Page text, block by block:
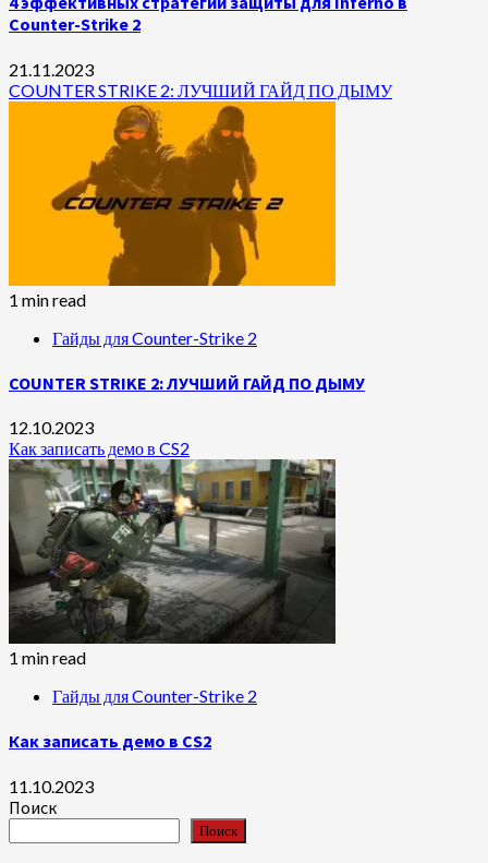
Counter-Strike 2
21.11.2023
COUNTER STRIKE 2: ЛУЧШИЙ ГАЙД ПО ДЫМУ
1 min read
Гайды для Counter-Strike 2
COUNTER STRIKE 2: ЛУЧШИЙ ГАЙД ПО ДЫМУ
12.10.2023
Как записать демо в CS2
1 min read
Гайды для Counter-Strike 2
Как записать демо в CS2
11.10.2023
Поиск
Поиск